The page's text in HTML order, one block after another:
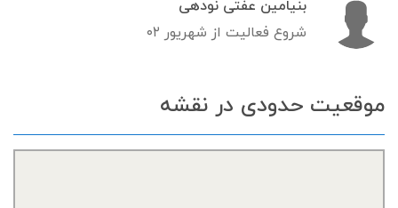
بنیامین عفتی نودهی
شروع فعالیت از شهریور ۰۲
موقعیت حدودی در نقشه